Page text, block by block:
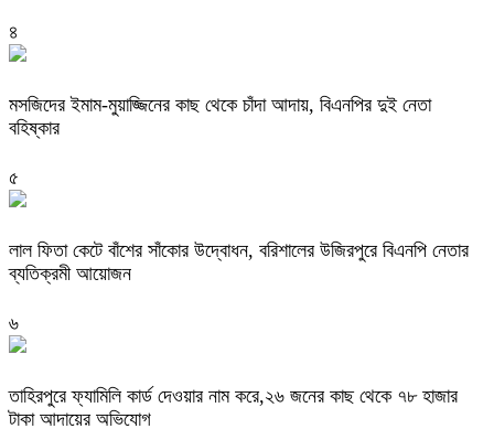
৪
মসজিদের ইমাম-মুয়াজ্জিনের কাছ থেকে চাঁদা আদায়, বিএনপির দুই নেতা
বহিষ্কার
৫
‎লাল ফিতা কেটে বাঁশের সাঁকোর উদ্বোধন, বরিশালের উজিরপুরে বিএনপি নেতার
ব্যতিক্রমী আয়োজন
৬
তাহিরপুরে ফ্যামিলি কার্ড দেওয়ার নাম করে,২৬ জনের কাছ থেকে ৭৮ হাজার
টাকা আদায়ের অভিযোগ